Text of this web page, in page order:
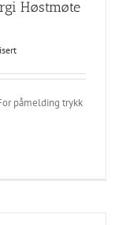
Høstmøte
påmelding trykk